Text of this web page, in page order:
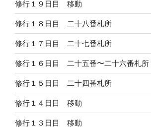
修行１９日目 移動
修行１８日目 二十八番札所
修行１７日目 二十七番札所
修行１６日目 二十五番〜二十六番札所
修行１５日目 二十四番札所
修行１４日目 移動
修行１３日目 移動